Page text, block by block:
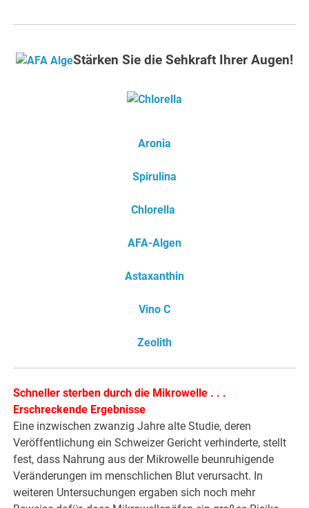
Stärken Sie die Sehkraft Ihrer Augen!
Aronia
Spirulina
Chlorella
AFA-Algen
Astaxanthin
Vino C
Zeolith
Schneller sterben durch die Mikrowelle . . .
Erschreckende Ergebnisse
Eine inzwischen zwanzig Jahre alte Studie, deren
Veröffentlichung ein Schweizer Gericht verhinderte, stellt
fest, dass Nahrung aus der Mikrowelle beunruhigende
Veränderungen im menschlichen Blut verursacht. In
weiteren Untersuchungen ergaben sich noch mehr